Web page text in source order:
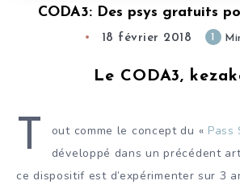
CODA3: Des psys gratuits
18 février 2018 1
Le CODA3,
T out comme le concept du « Pass
développé dans un précédent
ce dispositif est d’expérimenter sur 3